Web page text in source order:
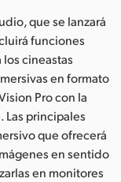
que se lanzará
funciones
cineastas
en formato
Pro con la
Las principales
que ofrecerá
en sentido
en monitores